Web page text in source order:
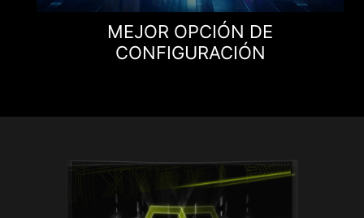
MEJOR OPCIÓN DE
CONFIGURACIÓN